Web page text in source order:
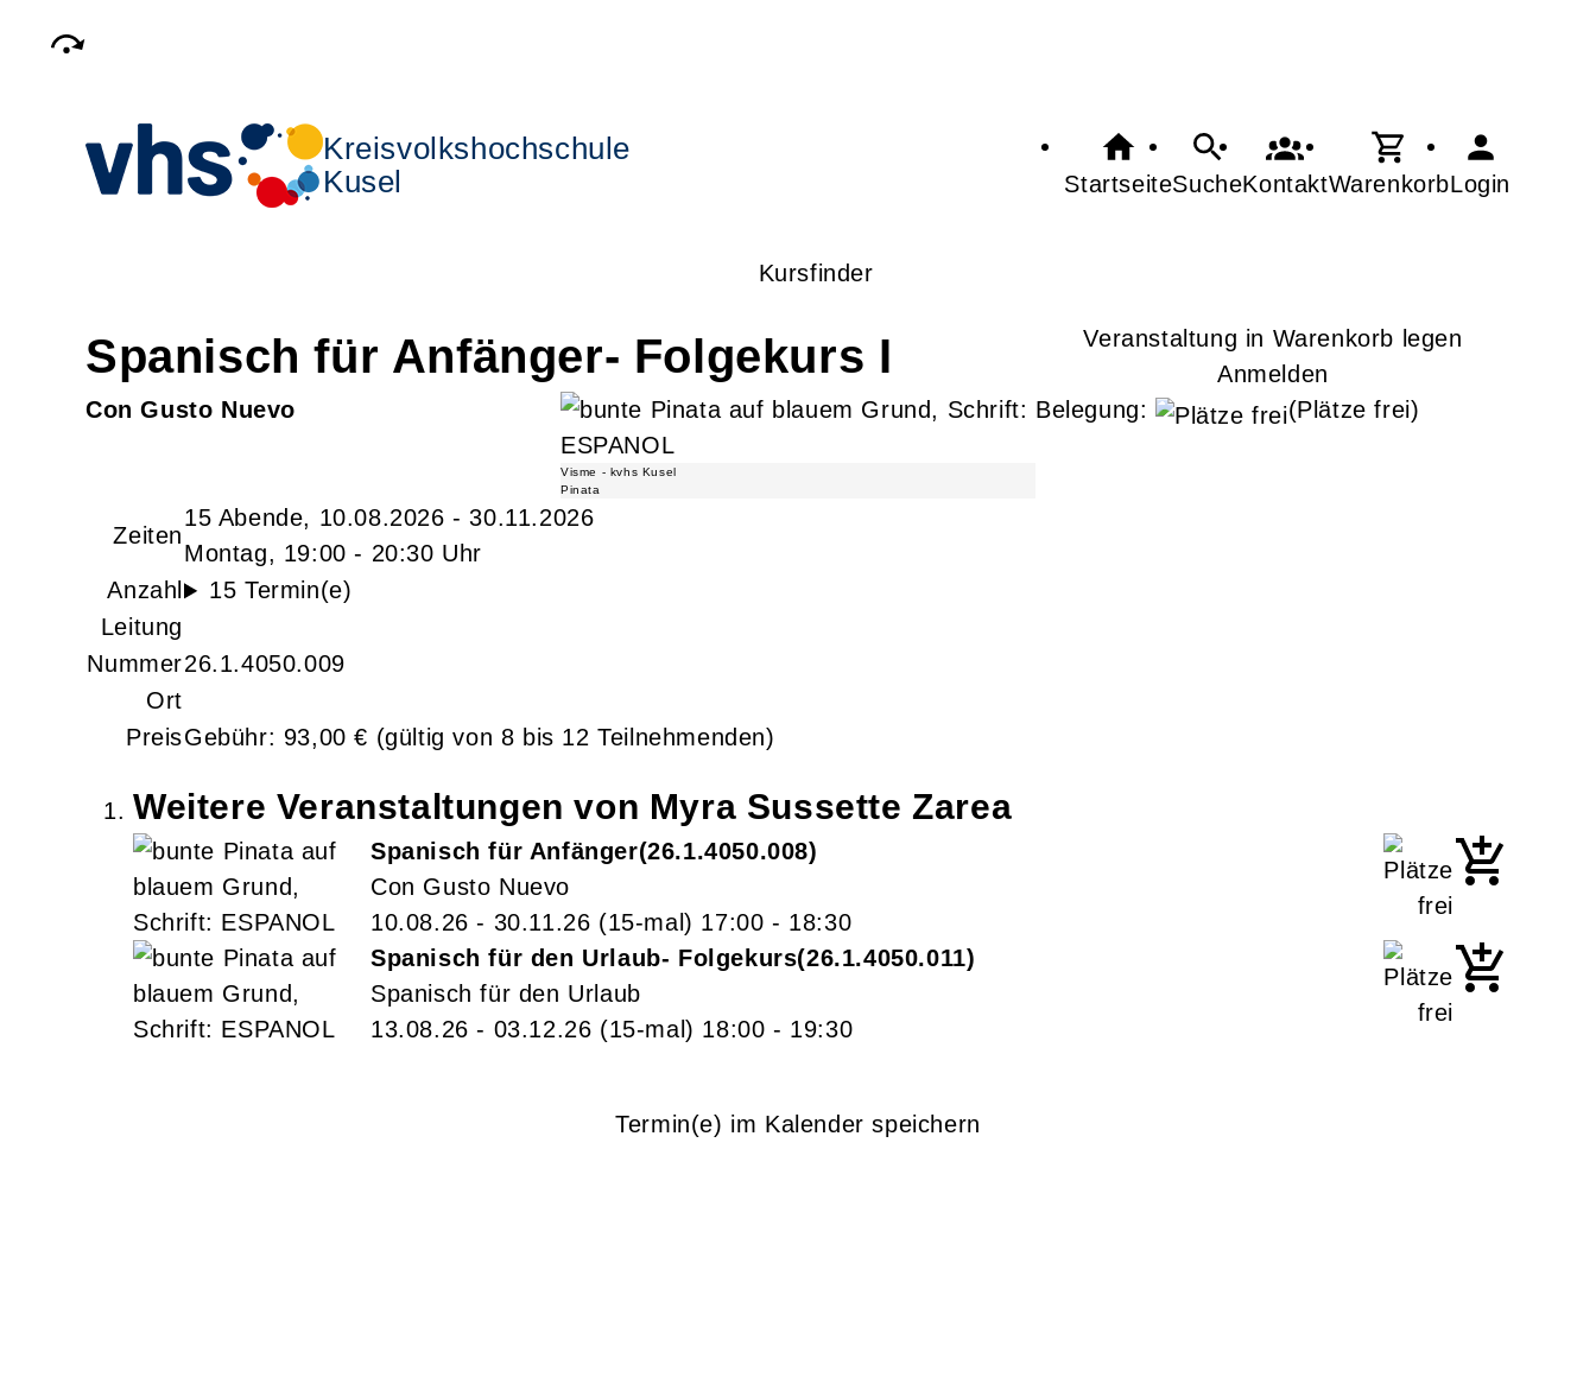
Kreisvolkshochschule
Kusel
StartseiteSucheKontaktWarenkorbLogin
Kursfinder
Spanisch für Anfänger- Folgekurs I
Visme - kvhs Kusel
Pinata
Con Gusto Nuevo
Zeiten
15 Abende, 10.08.2026 - 30.11.2026
Montag, 19:00 - 20:30 Uhr
Anzahl
15 Termin(e)
Leitung
Nummer26.1.4050.009
Ort
PreisGebühr: 93,00 € (gültig von 8 bis 12 Teilnehmenden)
Veranstaltung in Warenkorb legen
Anmelden
Belegung:
(Plätze frei)
Weitere Veranstaltungen von Myra SussetteZarea
Spanisch für Anfänger 26.1.4050.008
Con Gusto Nuevo
10.08.26 - 30.11.26 (15-mal) 17:00 - 18:30
Spanisch für den Urlaub- Folgekurs 26.1.4050.011
Spanisch für den Urlaub
13.08.26 - 03.12.26 (15-mal) 18:00 - 19:30
Termin(e) im Kalender speichern